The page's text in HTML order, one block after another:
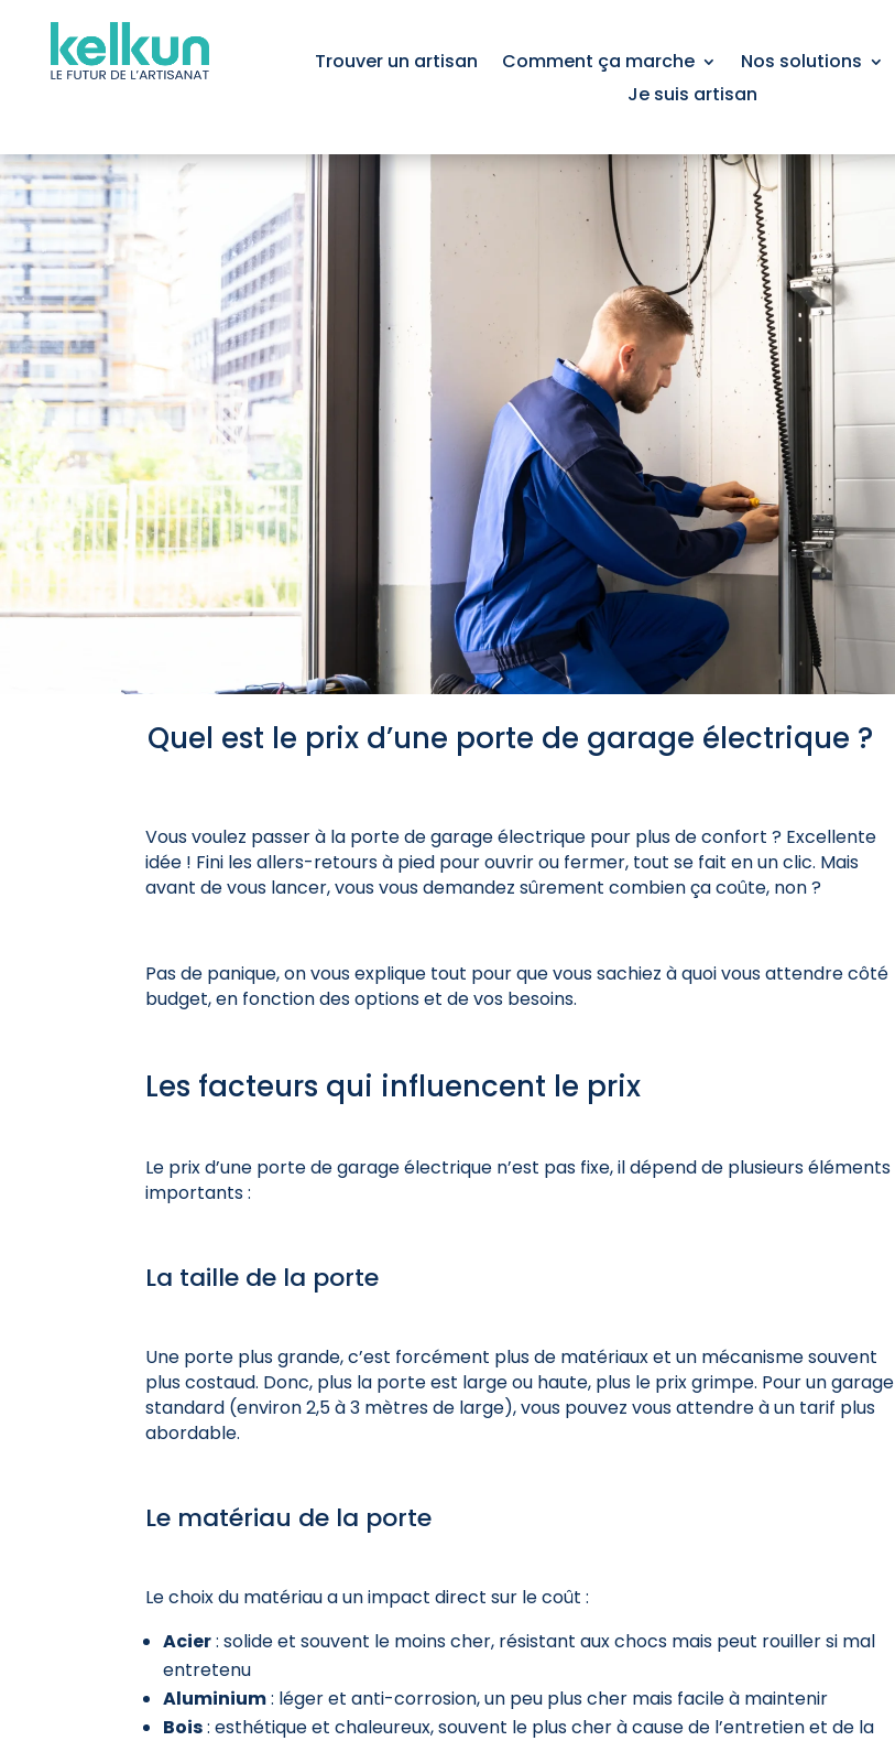
Trouver un artisan Comment ça marche Nos solutions
Je suis artisan
Quel est le prix d’une porte de garage électrique ?
Vous voulez passer à la porte de garage électrique pour plus de confort ? Excellente
idée ! Fini les allers-retours à pied pour ouvrir ou fermer, tout se fait en un clic. Mais
avant de vous lancer, vous vous demandez sûrement combien ça coûte, non ?
Pas de panique, on vous explique tout pour que vous sachiez à quoi vous attendre côté
budget, en fonction des options et de vos besoins.
Les facteurs qui influencent le prix
Le prix d’une porte de garage électrique n’est pas fixe, il dépend de plusieurs éléments
importants :
La taille de la porte
Une porte plus grande, c’est forcément plus de matériaux et un mécanisme souvent
plus costaud. Donc, plus la porte est large ou haute, plus le prix grimpe. Pour un garage
standard (environ 2,5 à 3 mètres de large), vous pouvez vous attendre à un tarif plus
abordable.
Le matériau de la porte
Le choix du matériau a un impact direct sur le coût :
Acier: solide et souvent le moins cher, résistant aux chocs mais peut rouiller si mal
entretenu
Aluminium: léger et anti-corrosion, un peu plus cher mais facile à maintenir
Bois: esthétique et chaleureux, souvent le plus cher à cause de l’entretien et de la